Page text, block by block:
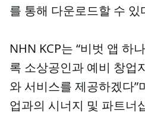
를 통해 다운로드할 수 있
NHN KCP는 “비벗 앱 하
록 소상공인과 예비 창업
와 서비스를 제공하겠다”
업과의 시너지 및 파트너